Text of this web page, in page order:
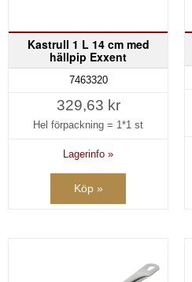
Kastrull 1 L 14 cm med
hällpip Exxent
7463320
329,63 kr
Hel förpackning = 1*1 st
Lagerinfo »
Köp »